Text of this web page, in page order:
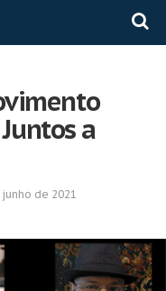
a
junho de 2021